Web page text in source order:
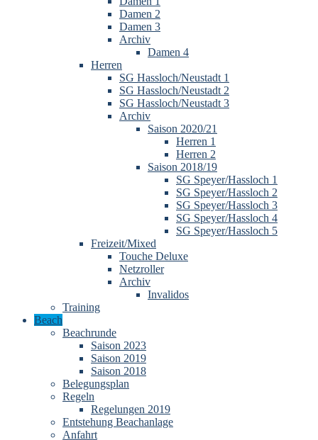
Damen 2
Damen 3
Archiv
Damen 4
Herren
SG Hassloch/Neustadt 1
SG Hassloch/Neustadt 2
SG Hassloch/Neustadt 3
Archiv
Saison 2020/21
Herren 1
Herren 2
Saison 2018/19
SG Speyer/Hassloch 1
SG Speyer/Hassloch 2
SG Speyer/Hassloch 3
SG Speyer/Hassloch 4
SG Speyer/Hassloch 5
Freizeit/Mixed
Touche Deluxe
Netzroller
Archiv
Invalidos
Training
Beach
Beachrunde
Saison 2023
Saison 2019
Saison 2018
Belegungsplan
Regeln
Regelungen 2019
Entstehung Beachanlage
Anfahrt